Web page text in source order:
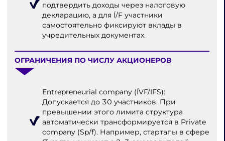
подтвердить доходы через налоговую
декларацию, а для Í/F участники
самостоятельно фиксируют вклады в
учредительных документах.
ОГРАНИЧЕНИЯ ПО ЧИСЛУ АКЦИОНЕРОВ
Entrepreneurial company (ÍVF/IFS):
Допускается до 30 участников. При
превышении этого лимита структура
автоматически трансформируется в Private
company (Sp/f). Например, стартапы в сфере